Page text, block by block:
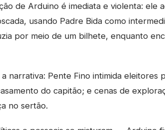
de Arduino é imediata e violenta: ele
usando Padre Bida como
por meio de um bilhete, enquanto
narrativa: Pente Fino intimida eleitores
do capitão; e cenas de
no sertão.